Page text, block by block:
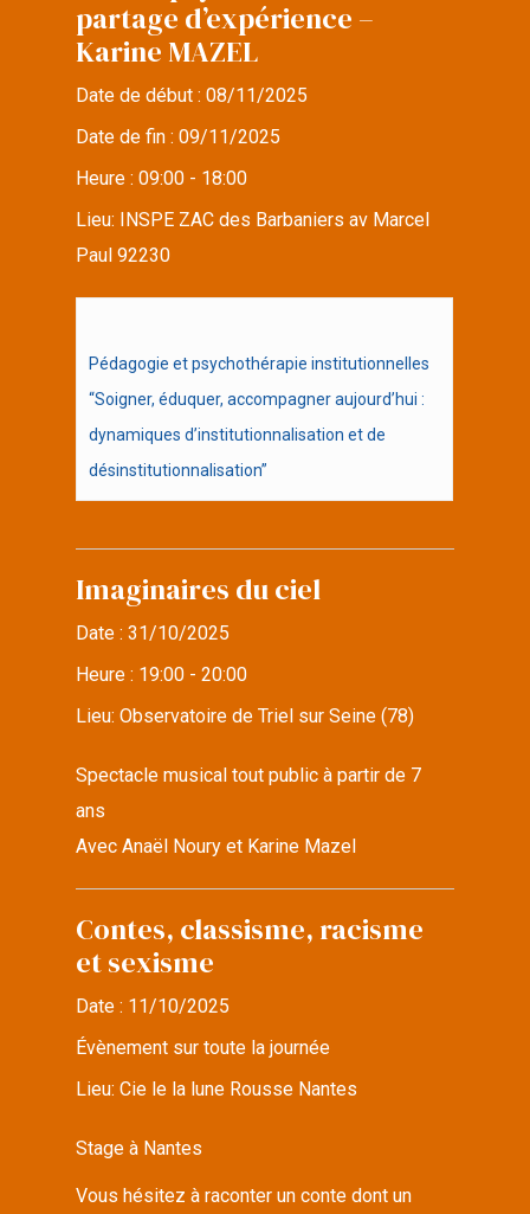
partage d’expérience –
Karine MAZEL
Date de début :08/11/2025
Date de fin :09/11/2025
Heure :09:00 - 18:00
Lieu:
INSPE ZAC des Barbaniers av Marcel
Paul 92230
Pédagogie et psychothérapie institutionnelles
“Soigner, éduquer, accompagner aujourd’hui :
dynamiques d’institutionnalisation et de
désinstitutionnalisation”
Imaginaires du ciel
Date :31/10/2025
Heure : 19:00 - 20:00
Lieu:Observatoire de Triel sur Seine (78)
Spectacle musical tout public à partir de 7
ans
Avec Anaël Noury et Karine Mazel
Contes, classisme, racisme
et sexisme
Date : 11/10/2025
Évènement sur toute la journée
Lieu:Cie le la lune Rousse Nantes
Stage à Nantes
Vous hésitez à raconter un conte dont un